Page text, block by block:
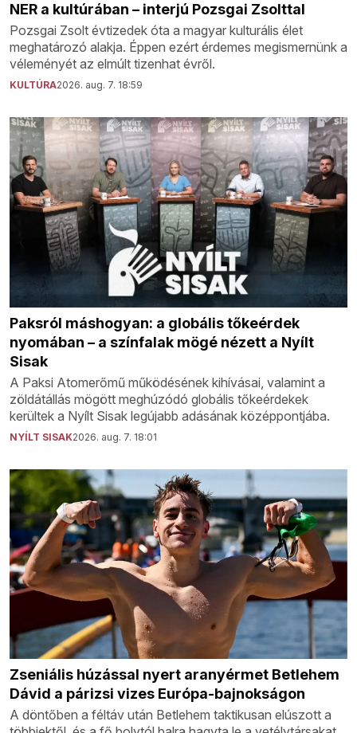
NER a kultúrában – interjú Pozsgai Zsolttal
Pozsgai Zsolt évtizedek óta a magyar kulturális élet
meghatározó alakja. Éppen ezért érdemes megismernünk a
véleményét az elmúlt tizenhat évről.
KULTÚRA2026. aug. 7. 18:59
Paksról máshogyan: a globális tőkeérdek
nyomában – a színfalak mögé nézett a Nyílt
Sisak
A Paksi Atomerőmű működésének kihívásai, valamint a
zöldátállás mögött meghúzódó globális tőkeérdekek
kerültek a Nyílt Sisak legújabb adásának középpontjába.
NYÍLT SISAK2026. aug. 7. 18:01
Zseniális húzással nyert aranyérmet Betlehem
Dávid a párizsi vizes Európa-bajnokságon
A döntőben a féltáv után Betlehem taktikusan elúszott a